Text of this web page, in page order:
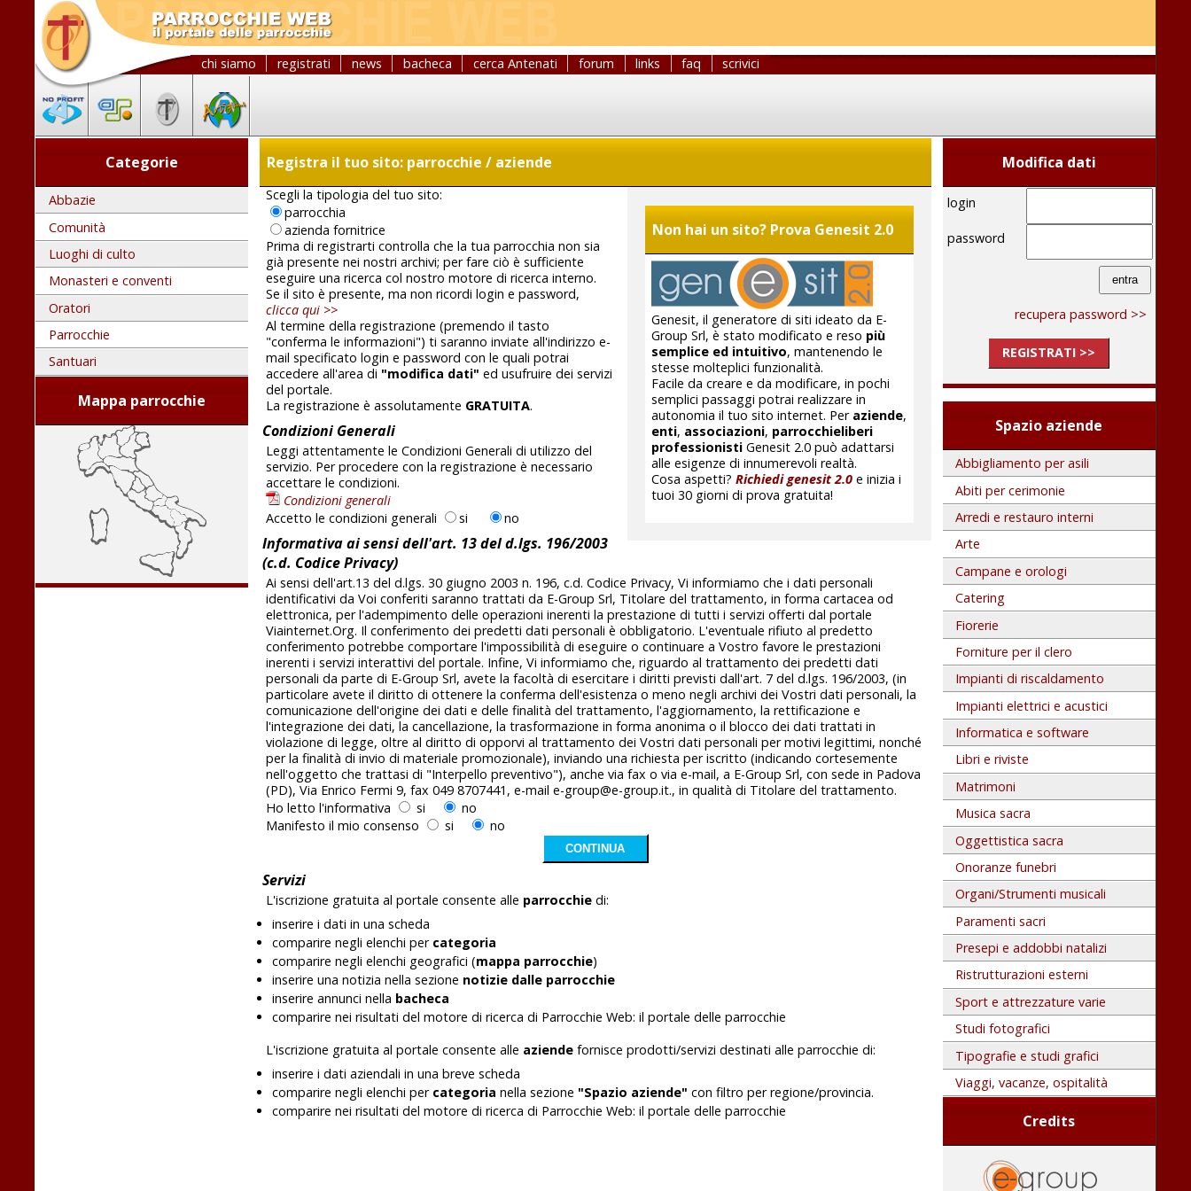
chi siamo registrati news bacheca cerca Antenati forum links faq scrivici
Categorie
Abbazie
Comunità
Luoghi di culto
Monasteri e conventi
Oratori
Parrocchie
Santuari
Mappa parrocchie
Registra il tuo sito: parrocchie / aziende
Non hai un sito? Prova Genesit 2.0
Genesit, il generatore di siti ideato da E-
Group Srl, è stato modificato e reso più
semplice ed intuitivo, mantenendo le
stesse molteplici funzionalità.
Facile da creare e da modificare, in pochi
semplici passaggi potrai realizzare in
autonomia il tuo sito internet. Per aziende,
enti, associazioni, parrocchieliberi
professionisti Genesit 2.0 può adattarsi
alle esigenze di innumerevoli realtà.
Cosa aspetti? Richiedi genesit 2.0e inizia i
tuoi 30 giorni di prova gratuita!
Scegli la tipologia del tuo sito:
parrocchia
azienda fornitrice
Prima di registrarti controlla che la tua parrocchia non sia
già presente nei nostri archivi; per fare ciò è sufficiente
eseguire una ricerca col nostro motore di ricerca interno.
Se il sito è presente, ma non ricordi login e password,
clicca qui >>
Al termine della registrazione (premendo il tasto
"conferma le informazioni") ti saranno inviate all'indirizzo e-
mail specificato login e password con le quali potrai
accedere all'area di "modifica dati" ed usufruire dei servizi
del portale.
La registrazione è assolutamente GRATUITA.
Condizioni Generali
Leggi attentamente le Condizioni Generali di utilizzo del
servizio. Per procedere con la registrazione è necessario
accettare le condizioni.
Condizioni generali
Accetto le condizioni generali
si no
Informativa ai sensi dell'art. 13 del d.lgs. 196/2003
(c.d. Codice Privacy)
Ai sensi dell'art.13 del d.lgs. 30 giugno 2003 n. 196, c.d. Codice Privacy, Vi informiamo che i dati personali
identificativi da Voi conferiti saranno trattati da E-Group Srl, Titolare del trattamento, in forma cartacea od
elettronica, per l'adempimento delle operazioni inerenti la prestazione di tutti i servizi offerti dal portale
Viainternet.Org. Il conferimento dei predetti dati personali è obbligatorio. L'eventuale rifiuto al predetto
conferimento potrebbe comportare l'impossibilità di eseguire o continuare a Vostro favore le prestazioni
inerenti i servizi interattivi del portale. Infine, Vi informiamo che, riguardo al trattamento dei predetti dati
personali da parte di E-Group Srl, avete la facoltà di esercitare i diritti previsti dall'art. 7 del d.lgs. 196/2003, (in
particolare avete il diritto di ottenere la conferma dell'esistenza o meno negli archivi dei Vostri dati personali, la
comunicazione dell'origine dei dati e delle finalità del trattamento, l'aggiornamento, la rettificazione e
l'integrazione dei dati, la cancellazione, la trasformazione in forma anonima o il blocco dei dati trattati in
violazione di legge, oltre al diritto di opporvi al trattamento dei Vostri dati personali per motivi legittimi, nonché
per la finalità di invio di materiale promozionale), inviando una richiesta per iscritto (indicando cortesemente
nell'oggetto che trattasi di "Interpello preventivo"), anche via fax o via e-mail, a E-Group Srl, con sede in Padova
(PD), Via Enrico Fermi 9, fax 049 8707441, e-mail e-group@e-group.it., in qualità di Titolare del trattamento.
Ho letto l'informativa
si
no
Manifesto il mio consenso
si no
Servizi
L'iscrizione gratuita al portale consente alle parrocchie di:
inserire i dati in una scheda
comparire negli elenchi per categoria
comparire negli elenchi geografici (mappa parrocchie)
inserire una notizia nella sezione notizie dalle parrocchie
inserire annunci nella bacheca
comparire nei risultati del motore di ricerca di Parrocchie Web: il portale delle parrocchie
L'iscrizione gratuita al portale consente alle aziende fornisce prodotti/servizi destinati alle parrocchie di:
inserire i dati aziendali in una breve scheda
comparire negli elenchi per categoria nella sezione "Spazio aziende" con filtro per regione/provincia.
comparire nei risultati del motore di ricerca di Parrocchie Web: il portale delle parrocchie
Modifica dati
login
password
recupera password >>
REGISTRATI >>
Spazio aziende
Abbigliamento per asili
Abiti per cerimonie
Arredi e restauro interni
Arte
Campane e orologi
Catering
Fiorerie
Forniture per il clero
Impianti di riscaldamento
Impianti elettrici e acustici
Informatica e software
Libri e riviste
Matrimoni
Musica sacra
Oggettistica sacra
Onoranze funebri
Organi/Strumenti musicali
Paramenti sacri
Presepi e addobbi natalizi
Ristrutturazioni esterni
Sport e attrezzature varie
Studi fotografici
Tipografie e studi grafici
Viaggi, vacanze, ospitalità
Credits